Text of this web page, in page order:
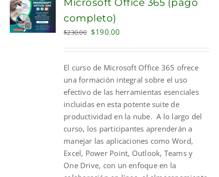
completo)
$230.00 Original
$230.00.
$190.00
$190.00.
El curso de Microsoft Office 365 ofrece
una formación integral sobre el uso
efectivo de las herramientas esenciales
incluidas en esta potente suite de
productividad en la nube. A lo largo del
curso, los participantes aprenderán a
manejar las aplicaciones como Word,
Excel, Power Point, Outlook, Teams y
One Drive, con un enfoque en la